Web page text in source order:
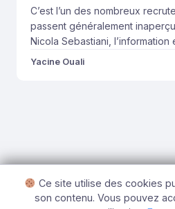
C’est l’un des nombreux
passent généralement
Nicola Sebastiani, l’information
engagé dans une réelle
Yacine Ouali
Ce site utilise des cookies
son contenu. Vous pouvez